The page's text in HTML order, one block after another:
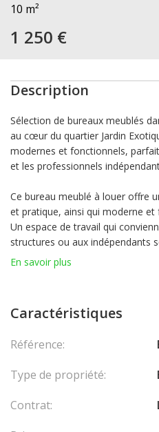
10 m²
1 250 €
Description
Sélection de bureaux meublés
au cœur du quartier Jardin
modernes et fonctionnels,
et les professionnels
Ce bureau meublé à louer offre
et pratique, ainsi qui moderne et
Un espace de travail qui
structures ou aux indépendants
au cœur du principauté.
PRINCIPAUX ATOUTS :
- Tranquillité : situé dans le
au centre-ville et à tous les types
En savoir plus
Caractéristiques
Référence:
Type de propriété:
Contrat: